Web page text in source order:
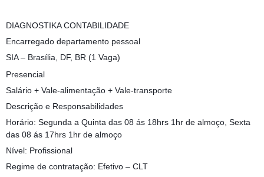
DIAGNOSTIKA CONTABILIDADE
Encarregado departamento pessoal
SIA – Brasília, DF, BR (1 Vaga)
Presencial
Salário + Vale-alimentação + Vale-transporte
Descrição e Responsabilidades
Horário: Segunda a Quinta das 08 ás 18hrs 1hr de almoço, Sexta
das 08 ás 17hrs 1hr de almoço
Nível: Profissional
Regime de contratação: Efetivo – CLT